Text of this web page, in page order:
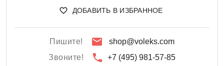
ДОБАВИТЬ В ИЗБРАННОЕ
Пишите!
shop@voleks.com
Звоните!
+7 (495) 981-57-85